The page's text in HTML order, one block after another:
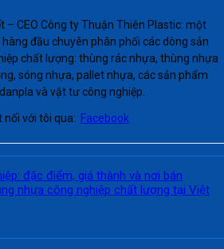
– CEO Công ty Thuận Thiên Plastic: một
đầu chuyên phân phối các dòng sản
chất lượng: thùng rác nhựa, thùng nhựa
sóng nhựa, pallet nhựa, các sản phẩm
và vật tư công nghiệp.
nối với tôi qua: Facebook
đặc điểm, giá thành và nơi bán
nhựa công nghiệp chất lượng tại Việt